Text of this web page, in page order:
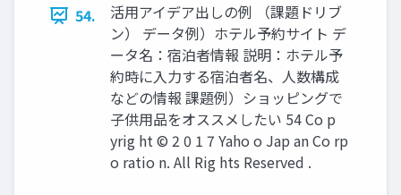
54.
活用アイデア出しの例 （課題ドリブ
ン） データ例）ホテル予約サイト デ
ータ名：宿泊者情報 説明：ホテル予
約時に入力する宿泊者名、人数構成
などの情報 課題例）ショッピングで
子供用品をオススメしたい 54 Co p
yrig ht © 2 0 1 7 Yaho o Jap an Co rp
o ratio n. All Rig hts Reserved .